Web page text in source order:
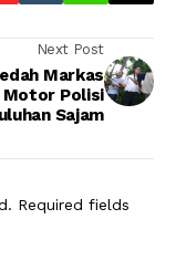
Next Post
Markas
Motor Polisi
Sajam
Required fields